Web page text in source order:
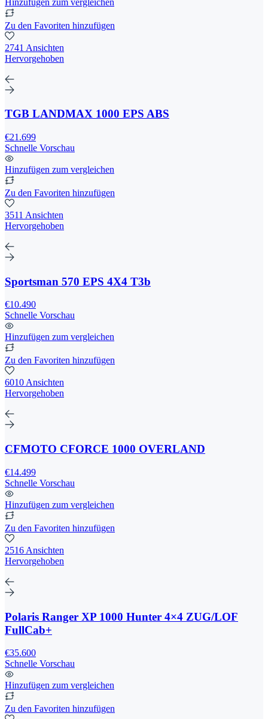
Zu den Favoriten hinzufügen
2741 Ansichten
Hervorgehoben
TGB LANDMAX 1000 EPS ABS
€21.699
Schnelle Vorschau
Hinzufügen zum vergleichen
Zu den Favoriten hinzufügen
3511 Ansichten
Hervorgehoben
Sportsman 570 EPS 4X4 T3b
€10.490
Schnelle Vorschau
Hinzufügen zum vergleichen
Zu den Favoriten hinzufügen
6010 Ansichten
Hervorgehoben
CFMOTO CFORCE 1000 OVERLAND
€14.499
Schnelle Vorschau
Hinzufügen zum vergleichen
Zu den Favoriten hinzufügen
2516 Ansichten
Hervorgehoben
Polaris Ranger XP 1000 Hunter 4×4 ZUG/LOF
FullCab+
€35.600
Schnelle Vorschau
Hinzufügen zum vergleichen
Zu den Favoriten hinzufügen